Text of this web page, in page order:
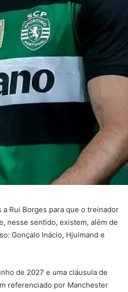
Rui Borges para que o treinador
nesse sentido, existem, além de
Gonçalo Inácio, Hjulmand e
de 2027 e uma cláusula de
referenciado por Manchester